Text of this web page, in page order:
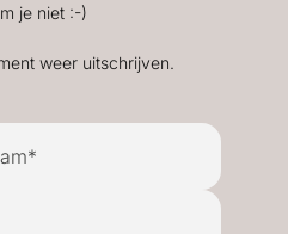
je niet :-)
weer uitschrijven.